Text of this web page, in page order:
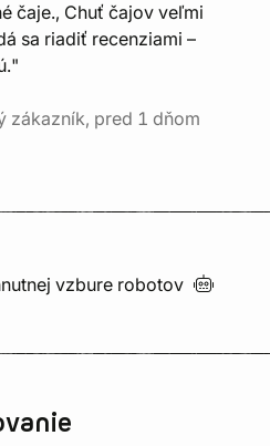
čaje., Chuť čajov veľmi
sa riadiť recenziami –
zákazník, pred 1 dňom
vzbure robotov